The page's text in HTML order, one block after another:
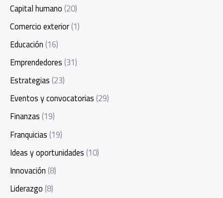
Capital humano(20)
Comercio exterior(1)
Educación(16)
Emprendedores(31)
Estrategias(23)
Eventos y convocatorias(29)
Finanzas(19)
Franquicias(19)
Ideas y oportunidades(10)
Innovación(8)
Liderazgo(8)